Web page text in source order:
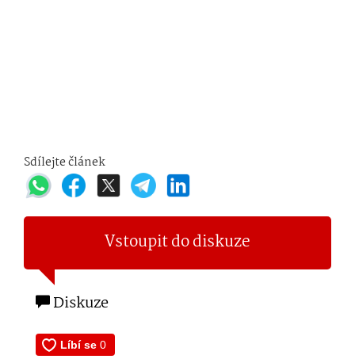
Sdílejte článek
Vstoupit do diskuze
Diskuze